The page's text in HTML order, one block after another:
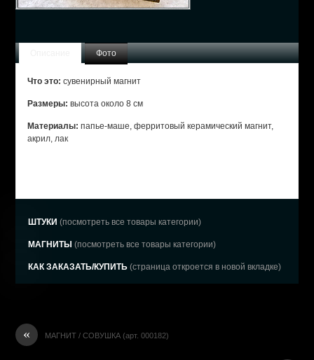
Фото
Что это: сувенирный магнит
Размеры: высота около 8 см
Материалы: папье-маше, ферритовый керамический магнит,
акрил, лак
ШТУКИ (посмотреть все товары категории)
МАГНИТЫ (посмотреть все товары категории)
КАК ЗАКАЗАТЬ/КУПИТЬ (страница откроется в новой вкладке)
« МАГНИТ / СОВУШКА (арт. 000182)